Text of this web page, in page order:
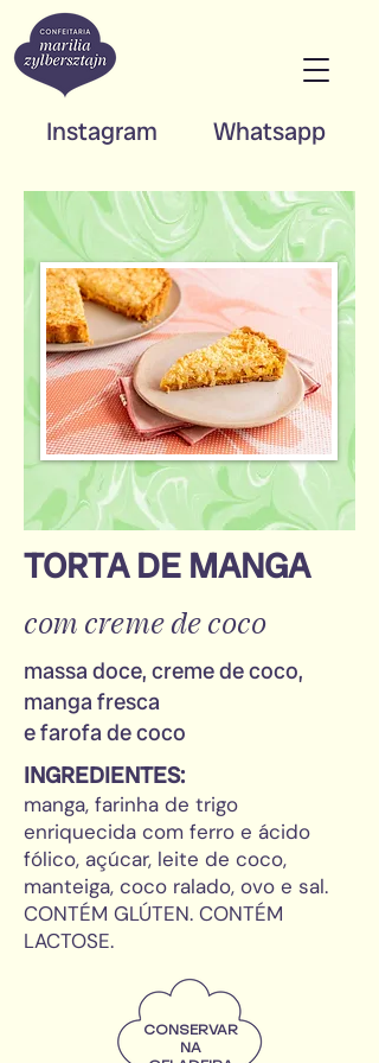
Instagram Whatsapp
TORTA DE MANGA
com creme de coco
massa doce, creme de coco,
manga fresca
e farofa de coco
INGREDIENTES:
manga, farinha de trigo
enriquecida com ferro e ácido
fólico, açúcar, leite de coco,
manteiga, coco ralado, ovo e sal.
CONTÉM GLÚTEN. CONTÉM
LACTOSE.
CONSERVAR
NA